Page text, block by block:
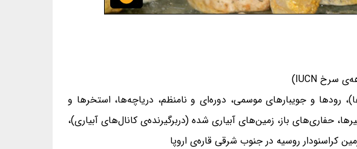
رودها و جویبارهای موسمی، دوره‌ای و نامنظم، دریاچه‌ها، استخرها و
باز، زمین‌های آبیاری شده (دربرگیرنده‌ی کانال‌های آبیاری)،
کراسنودار روسیه در جنوب شرقی قاره‌ی اروپا